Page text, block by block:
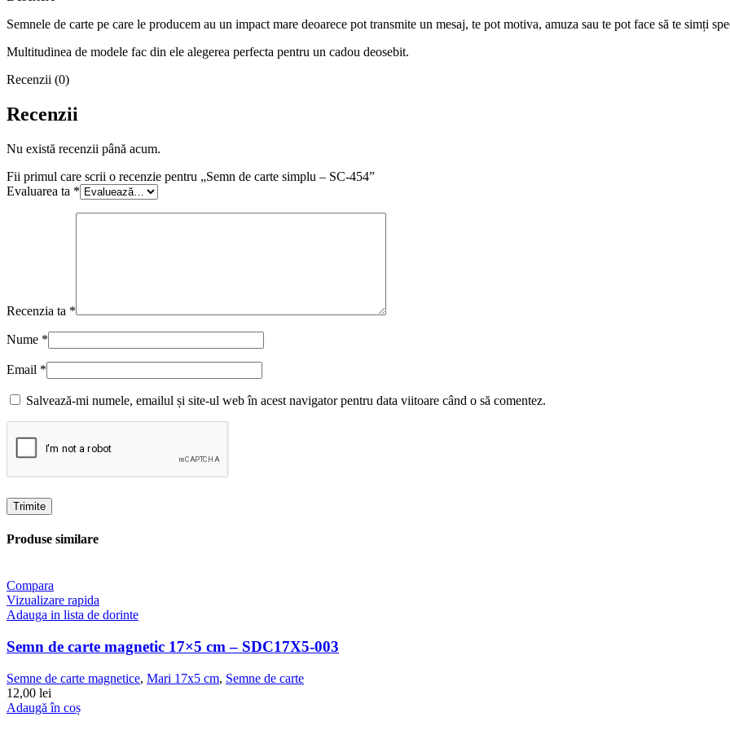
Semnele de carte pe care le producem au un impact mare deoarece pot transmite un mesaj, te pot motiva, amuza sau te pot face să te simți
Multitudinea de modele fac din ele alegerea perfecta pentru un cadou deosebit.
Recenzii (0)
Recenzii
Nu există recenzii până acum.
Fii primul care scrii o recenzie pentru „Semn de carte simplu – SC-454”
Evaluarea ta *
Recenzia ta *
Nume *
Email *
Salvează-mi numele, emailul și site-ul web în acest navigator pentru data viitoare când o să comentez.
Produse similare
Compara
Vizualizare rapida
Adauga in lista de dorinte
Semn de carte magnetic 17×5 cm – SDC17X5-003
Semne de carte magnetice, Mari 17x5 cm, Semne de carte
12,00 lei
Adaugă în coș